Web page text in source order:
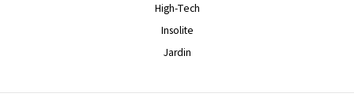
High-Tech
Insolite
Jardin